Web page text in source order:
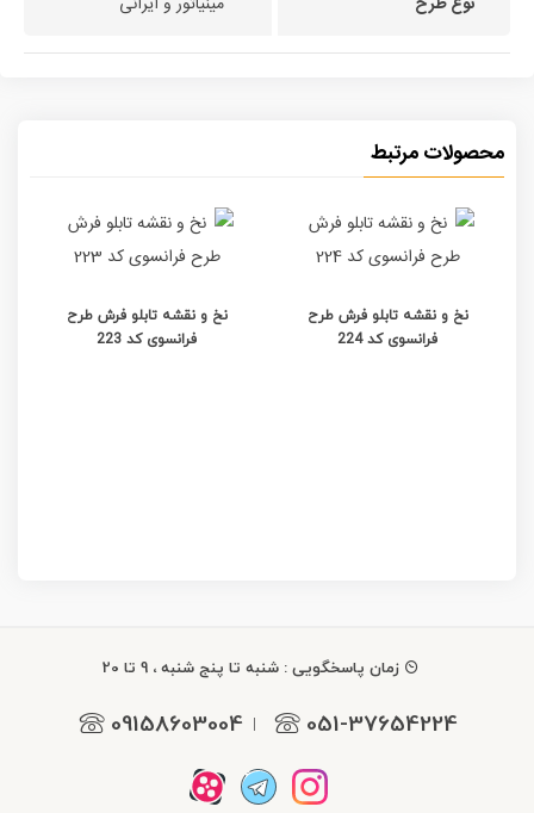
محصولات مرتبط
نخ و نقشه تابلو فرش طرح
فرانسوی کد 224
نخ و نقشه تابلو فرش طرح
فرانسوی کد 223
زمان پاسخگویی : شنبه تا پنج شنبه ، 9 تا 20
051-37654224
|
09158603004